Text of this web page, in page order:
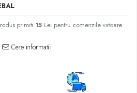
primiti 15 Lei pentru comenzile viitoare
Cere informatii